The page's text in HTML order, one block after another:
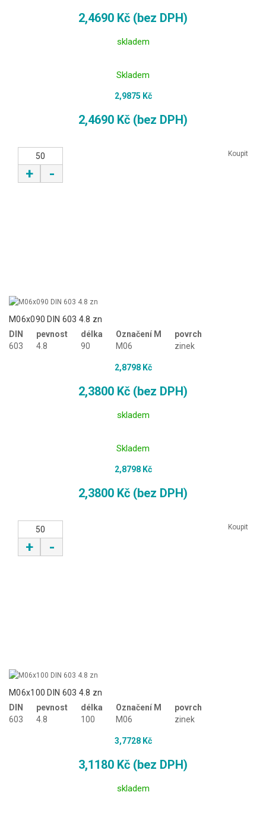
2,4690 Kč (bez DPH)
skladem
Skladem
2,9875 Kč
2,4690 Kč (bez DPH)
+ -
Koupit
M06x090 DIN 603 4.8 zn
DIN
603
pevnost
4.8
délka
90
Označení M
M06
povrch
zinek
2,8798 Kč
2,3800 Kč (bez DPH)
skladem
Skladem
2,8798 Kč
2,3800 Kč (bez DPH)
+ -
Koupit
M06x100 DIN 603 4.8 zn
DIN
603
pevnost
4.8
délka
100
Označení M
M06
povrch
zinek
3,7728 Kč
3,1180 Kč (bez DPH)
skladem